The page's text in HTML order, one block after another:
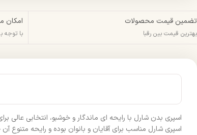
تضمین قیمت محصولات
بهترین قیمت بین رقبا
امکان
با توجه
اسپری بدن شارل با رایحه‌ ای ماندگار و خوشبو، انتخابی
اسپری شارل مناسب برای آقایان و بانوان بوده و رایحه متنوع